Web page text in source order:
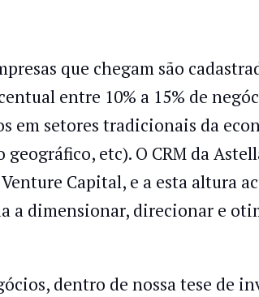
que chegam são
entre 10% a 15% de
em setores tradicionais da
etc). O CRM da
Capital, e a esta altura
a dimensionar, direcionar e
dentro de nossa tese de